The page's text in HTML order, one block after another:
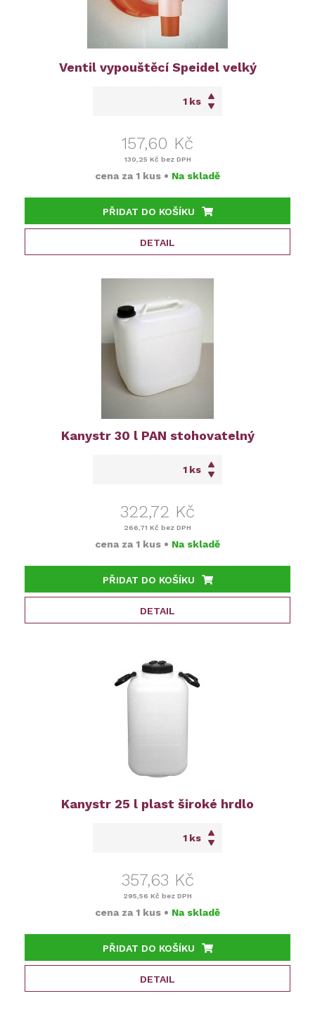
Ventil vypouštěcí Speidel velký
ks
157,60 Kč
130,25 Kč bez DPH
cena za 1 kus • Na skladě
PŘIDAT DO KOŠÍKU
DETAIL
Kanystr 30 l PAN stohovatelný
ks
322,72 Kč
266,71 Kč bez DPH
cena za 1 kus • Na skladě
PŘIDAT DO KOŠÍKU
DETAIL
Kanystr 25 l plast široké hrdlo
ks
357,63 Kč
295,56 Kč bez DPH
cena za 1 kus • Na skladě
PŘIDAT DO KOŠÍKU
DETAIL